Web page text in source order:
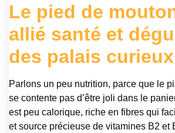
Le pied de
allié santé et
des palais curieux
Parlons un peu nutrition, parce que le
se contente pas d’être joli dans le
est peu calorique, riche en fibres qui
et source précieuse de vitamines B2 et